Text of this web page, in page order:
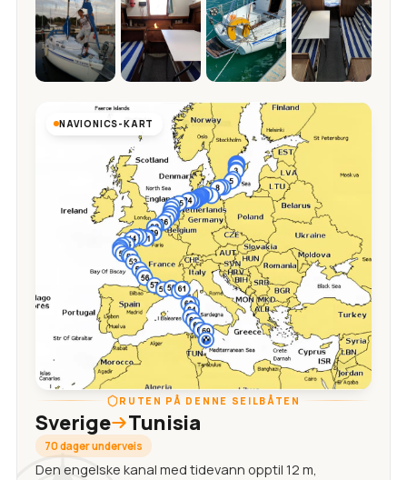
NAVIONICS-KART
RUTEN PÅ DENNE SEILBÅTEN
Sverige Tunisia
70 dager underveis
Den engelske kanal med tidevann opptil 12 m,